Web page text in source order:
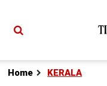
Home KERALA